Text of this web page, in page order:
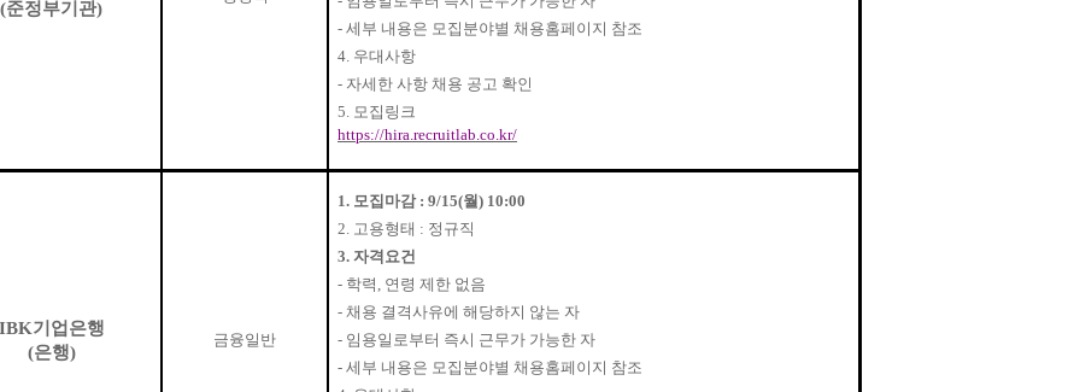
(준정부기관)
- 세부 내용은 모집분야별 채용홈페이지 참조
4. 우대사항
- 자세한 사항 채용 공고 확인
5. 모집링크
https://hira.recruitlab.co.kr/
기업은행
(은행)
금융일반
1. 모집마감 : 9/15(월 ) 10:00
2. 고용형태 : 정규직
3. 자격요건
- 학력 , 연령 제한 없음
- 채용 결격사유에 해당하지 않는 자
- 임용일로부터 즉시 근무가 가능한 자
- 세부 내용은 모집분야별 채용홈페이지 참조